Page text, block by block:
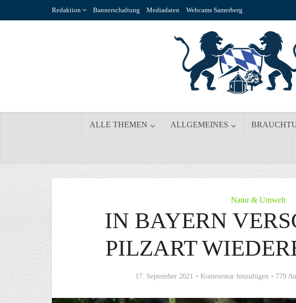
Redaktion Bannerschaltung Mediadaten Webcams Samerberg
ALLE THEMEN ALLGEMEINES
Natur & Umwelt
IN BAYERN
PILZART
17. September 2021 Kommentar hinzufügen 779